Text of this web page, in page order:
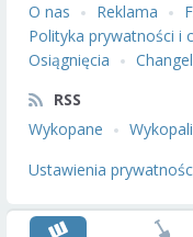
O nas
Reklama
Polityka prywatności i
Osiągnięcia
RSS
Wykopane
Ustawienia